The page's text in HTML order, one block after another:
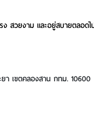
ง สวยงาม และอยู่สบายตลอดไ
า เขตคลองสาน กทม. 10600